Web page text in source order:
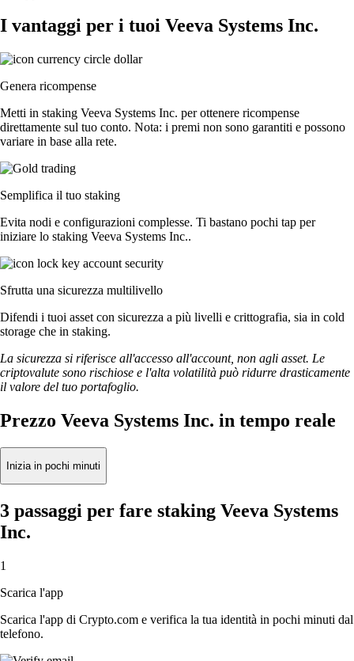
I vantaggi per i tuoi Veeva Systems Inc.
Genera ricompense
Metti in staking Veeva Systems Inc. per ottenere ricompense
direttamente sul tuo conto. Nota: i premi non sono garantiti e possono
variare in base alla rete.
Semplifica il tuo staking
Evita nodi e configurazioni complesse. Ti bastano pochi tap per
iniziare lo staking Veeva Systems Inc..
Sfrutta una sicurezza multilivello
Difendi i tuoi asset con sicurezza a più livelli e crittografia, sia in cold
storage che in staking.
La sicurezza si riferisce all'accesso all'account, non agli asset. Le
criptovalute sono rischiose e l'alta volatilità può ridurre drasticamente
il valore del tuo portafoglio.
Prezzo Veeva Systems Inc. in tempo reale
Inizia in pochi minuti
3 passaggi per fare staking Veeva Systems
Inc.
1
Scarica l'app
Scarica l'app di Crypto.com e verifica la tua identità in pochi minuti dal
telefono.